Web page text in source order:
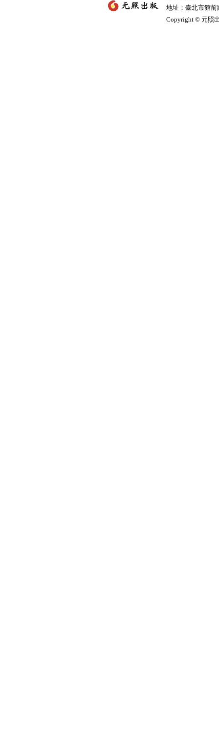
地址：臺北市館
Copyright © 元照